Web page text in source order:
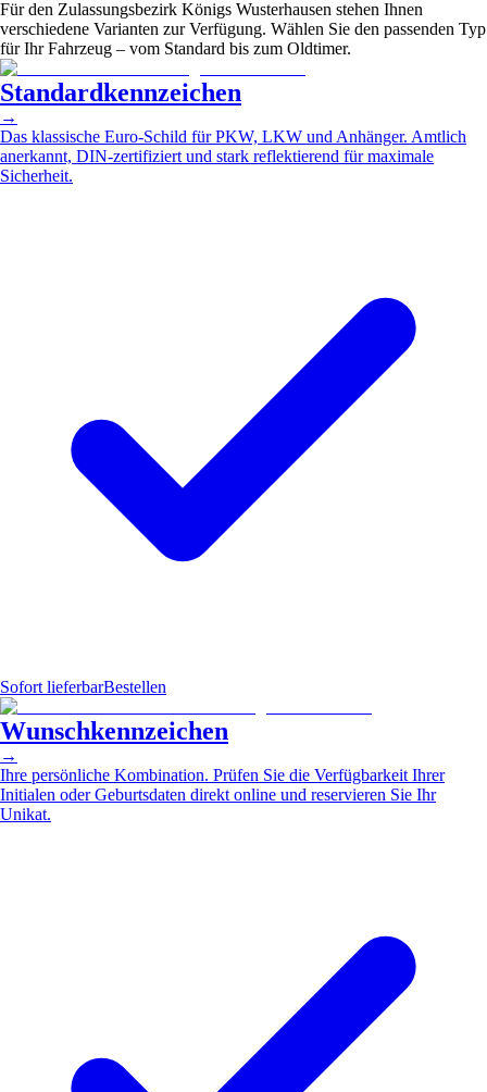
Für den Zulassungsbezirk Königs Wusterhausen stehen Ihnen
verschiedene Varianten zur Verfügung. Wählen Sie den passenden Typ
für Ihr Fahrzeug – vom Standard bis zum Oldtimer.
Standardkennzeichen
→
Das klassische Euro-Schild für PKW, LKW und Anhänger. Amtlich
anerkannt, DIN-zertifiziert und stark reflektierend für maximale
Sicherheit.
Sofort lieferbarBestellen
Wunschkennzeichen
→
Ihre persönliche Kombination. Prüfen Sie die Verfügbarkeit Ihrer
Initialen oder Geburtsdaten direkt online und reservieren Sie Ihr
Unikat.